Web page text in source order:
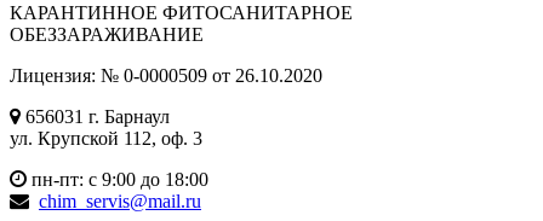
КАРАНТИННОЕ ФИТОСАНИТАРНОЕ
ОБЕЗЗАРАЖИВАНИЕ
Лицензия: № 0-0000509 от 26.10.2020
656031 г. Барнаул
ул. Крупской 112, оф. 3
пн-пт: с 9:00 до 18:00
chim_servis@mail.ru